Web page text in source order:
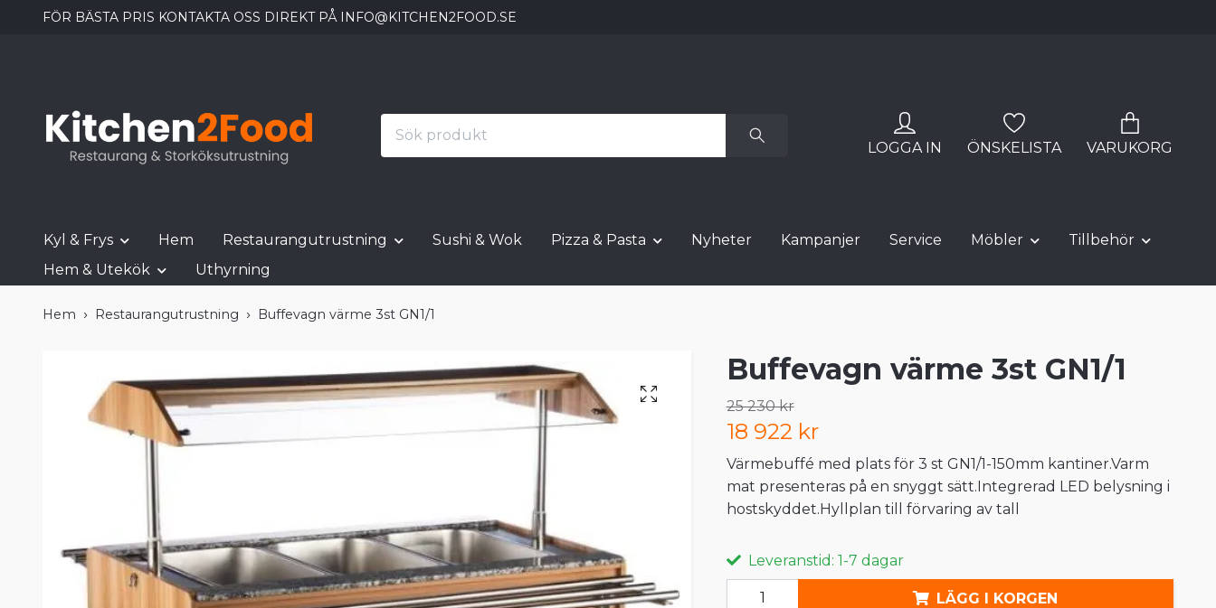
FÖR BÄSTA PRIS KONTAKTA OSS DIREKT PÅ INFO@KITCHEN2FOOD.SE
LOGGA IN ÖNSKELISTA VARUKORG
Kyl & Frys Hem Restaurangutrustning Sushi & Wok Pizza & Pasta Nyheter Kampanjer Service Möbler
Tillbehör
Hem & Utekök
Uthyrning
Hem Restaurangutrustning Buffevagn värme 3st GN1/1
Buffevagn värme 3st GN1/1
25 230 kr
18 922 kr
Värmebuffé med plats för 3 st GN1/1-150mm kantiner.Varm
mat presenteras på en snyggt sätt.Integrerad LED belysning i
hostskyddet.Hyllplan till förvaring av tall
Leveranstid: 1-7 dagar
LÄGG I KORGEN